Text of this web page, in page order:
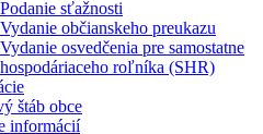
Podanie sťažnosti
Vydanie občianskeho preukazu
Vydanie osvedčenia pre samostatne
hospodáriaceho roľníka (SHR)
štáb obce
informácií